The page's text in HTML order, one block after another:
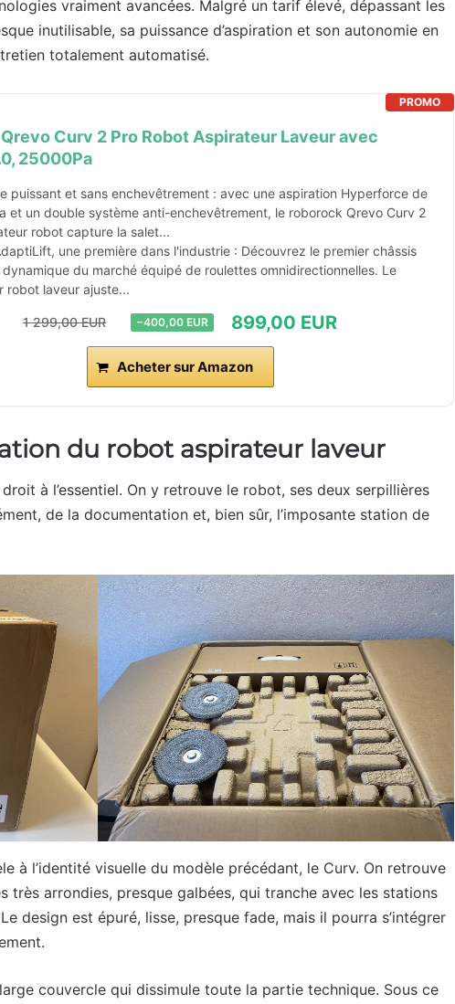
vraiment avancées. Malgré un tarif élevé, dépassant les
inutilisable, sa puissance d’aspiration et son autonomie en
totalement automatisé.
PROMO
Curv 2 Pro Robot Aspirateur Laveur avec
25000Pa
puissant et sans enchevêtrement : avec une aspiration Hyperforce de
et un double système anti-enchevêtrement, le roborock Qrevo Curv 2
robot capture la salet...
une première dans l'industrie : Découvrez le premier châssis
du marché équipé de roulettes omnidirectionnelles. Le
robot laveur ajuste...
1 299,00 EUR −400,00 EUR 899,00 EUR
Acheter sur Amazon
du robot aspirateur laveur
à l’essentiel. On y retrouve le robot, ses deux serpillières
de la documentation et, bien sûr, l’imposante station de
à l’identité visuelle du modèle précédant, le Curv. On retrouve
très arrondies, presque galbées, qui tranche avec les stations
design est épuré, lisse, presque fade, mais il pourra s’intégrer
couvercle qui dissimule toute la partie technique. Sous ce